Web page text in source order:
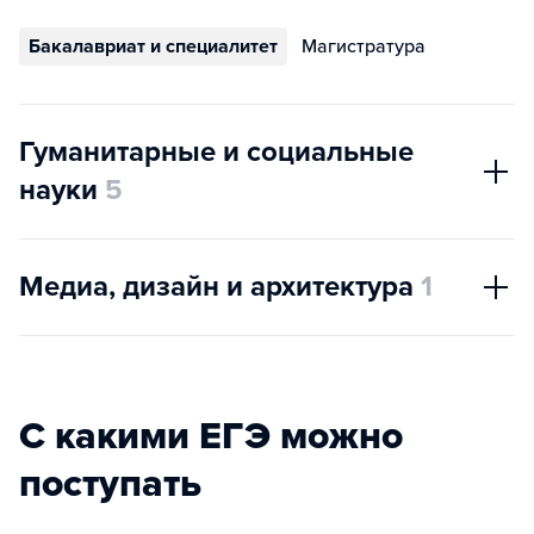
Бакалавриат и специалитет Магистратура
Гуманитарные и социальные
науки 5
Медиа, дизайн и архитектура 1
С какими ЕГЭ можно
поступать